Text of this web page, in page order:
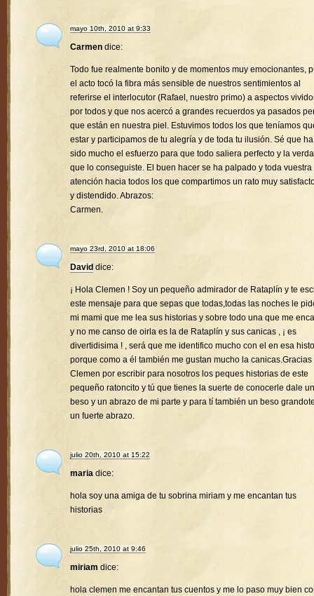
mayo 10th, 2010 at 9:33
Carmen dice:
Todo fue realmente bonito y de momentos muy emocionantes,
el acto tocó la fibra más sensible de nuestros sentimientos al
referirse el interlocutor (Rafael, nuestro primo) a aspectos
por todos y que nos acercó a grandes recuerdos ya pasados
que están en nuestra piel. Estuvimos todos los que teníamos
estar y participamos de tu alegría y de toda tu ilusión. Sé que ha
sido mucho el esfuerzo para que todo saliera perfecto y la
que lo conseguiste. El buen hacer se ha palpado y toda vuestra
atención hacia todos los que compartimos un rato muy
y distendido. Abrazos:
Carmen.
mayo 23rd, 2010 at 18:06
David dice:
¡ Hola Clemen ! Soy un pequeño admirador de Rataplín y te
este mensaje para que sepas que todas,todas las noches le
mi mami que me lea sus historias y sobre todo una que me
y no me canso de oirla es la de Rataplín y sus canicas , ¡ es
divertidisima ! , será que me identifico mucho con el en esa
porque como a él también me gustan mucho la canicas.Gracias
Clemen por escribir para nosotros los peques historias de este
pequeño ratoncito y tú que tienes la suerte de conocerle dale un
beso y un abrazo de mi parte y para tí también un beso
un fuerte abrazo.
julio 20th, 2010 at 15:22
maria dice:
hola soy una amiga de tu sobrina miriam y me encantan tus
historias
julio 25th, 2010 at 9:46
miriam dice:
hola clemen me encantan tus cuentos y me lo paso muy bien